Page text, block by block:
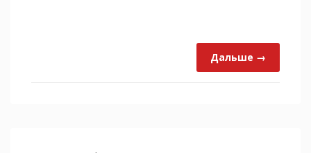
Дальше →